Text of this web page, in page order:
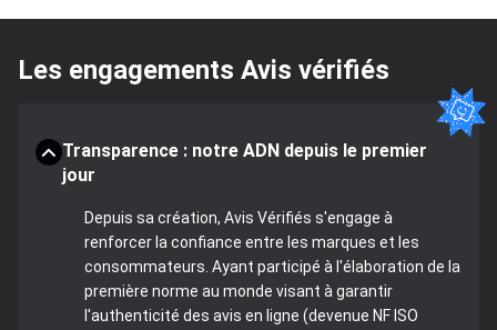
Les engagements Avis vérifiés
Transparence : notre ADN depuis le premier
jour
Depuis sa création, Avis Vérifiés s'engage à
renforcer la confiance entre les marques et les
consommateurs. Ayant participé à l'élaboration de la
première norme au monde visant à garantir
l'authenticité des avis en ligne (devenue NF ISO